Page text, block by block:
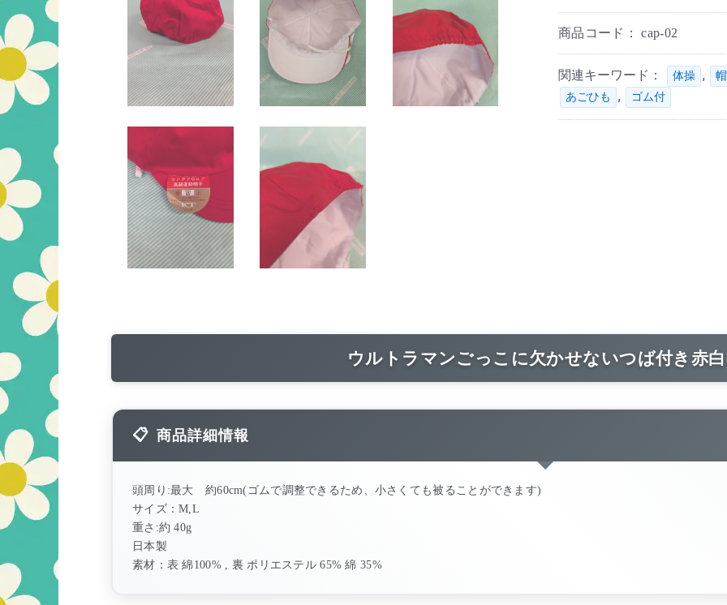
商品コード：cap-02
関連キーワード： 体操 ,
あごひも
, ゴム付
ウルトラマンごっこに欠かせないつば付き赤
商品詳細情報
頭周り:最大 約60cm(ゴムで調整できるため、小さくても被ることができます)
サイズ：M,L
重さ:約 40g
日本製
素材：表 綿100% , 裏 ポリエステル 65% 綿 35%